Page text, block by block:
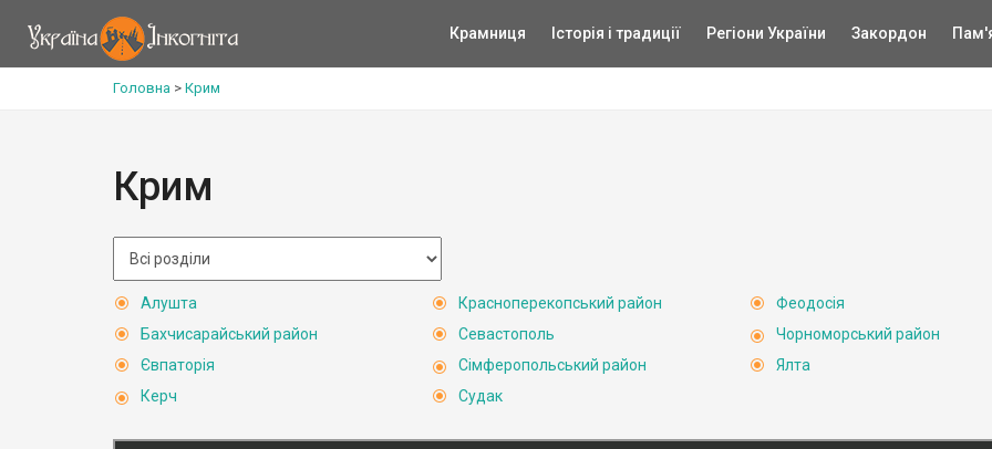
Крамниця Історія і традиції Регіони України Закордон
Головна > Крим
Крим
Алушта
Бахчисарайський район
Євпаторія
Керч
Красноперекопський район
Севастополь
Сімферопольський район
Судак
Феодосія
Чорноморський район
Ялта